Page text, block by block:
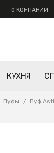
О КОМПАНИИ
КУХНЯ
Пуфы / Пуф Asti